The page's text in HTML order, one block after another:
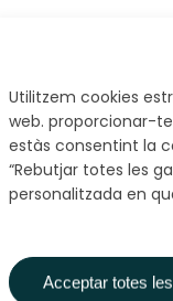
Utilitzem cookies
web. proporcionar-
estàs consentint la
“Rebutjar totes les
personalitzada en
Acceptar totes